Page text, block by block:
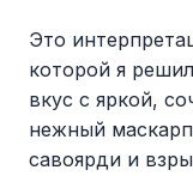
Это
которой я
вкус с яркой,
нежный
савоярди и